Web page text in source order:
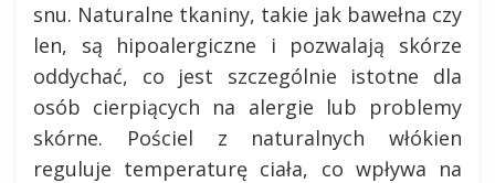
snu. Naturalne tkaniny, takie jak bawełna czy
len, są hipoalergiczne i pozwalają skórze
oddychać, co jest szczególnie istotne dla
osób cierpiących na alergie lub problemy
skórne. Pościel z naturalnych włókien
reguluje temperaturę ciała, co wpływa na